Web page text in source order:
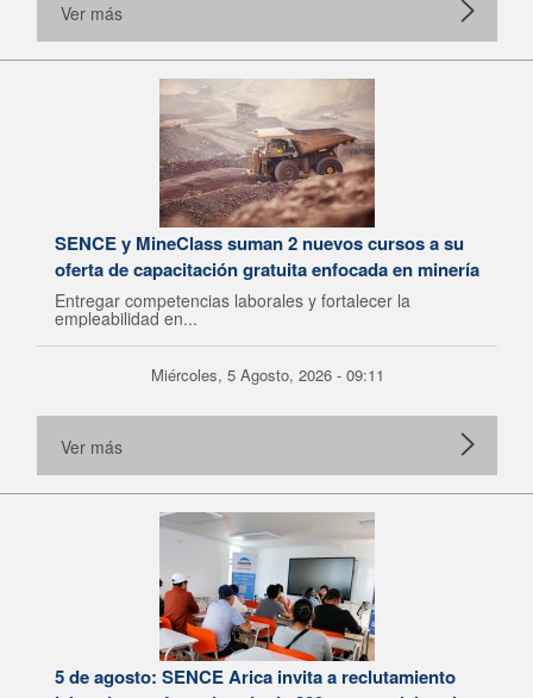
Ver más
SENCE y MineClass suman 2 nuevos cursos a su
oferta de capacitación gratuita enfocada en minería
Entregar competencias laborales y fortalecer la
empleabilidad en...
Miércoles, 5 Agosto, 2026 - 09:11
Ver más
5 de agosto: SENCE Arica invita a reclutamiento